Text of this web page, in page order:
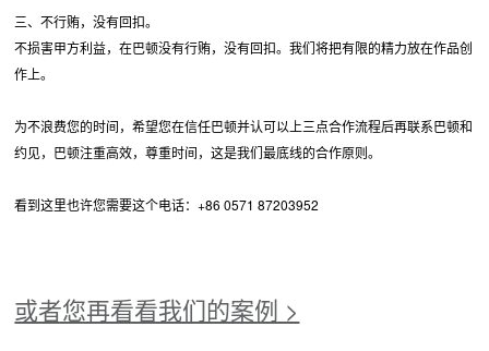
三、不行贿，没有回扣。
不损害甲方利益，在巴顿没有行贿，没有回扣。我们将把有限的精力放在作品创
作上。
为不浪费您的时间，希望您在信任巴顿并认可以上三点合作流程后再联系巴顿和
约见，巴顿注重高效，尊重时间，这是我们最底线的合作原则。
看到这里也许您需要这个电话：+86 0571 87203952
或者您再看看我们的案例 >